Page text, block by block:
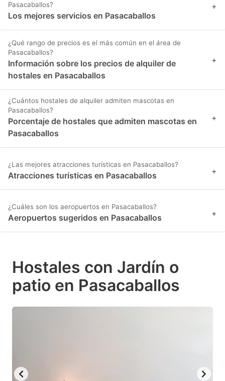
Pasacaballos?
Los mejores servicios en Pasacaballos
+
¿Qué rango de precios es el más común en el área de
Pasacaballos?
Información sobre los precios de alquiler de
hostales en Pasacaballos
+
¿Cuántos hostales de alquiler admiten mascotas en
Pasacaballos?
Porcentaje de hostales que admiten mascotas en
Pasacaballos
+
¿Las mejores atracciones turísticas en Pasacaballos?
Atracciones turísticas en Pasacaballos +
¿Cuáles son los aeropuertos en Pasacaballos?
Aeropuertos sugeridos en Pasacaballos +
Hostales con Jardín o
patio en Pasacaballos